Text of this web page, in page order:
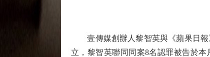
壹傳媒創辦人黎智英與《蘋果日報
立，黎智英聯同同案8名認罪被告於